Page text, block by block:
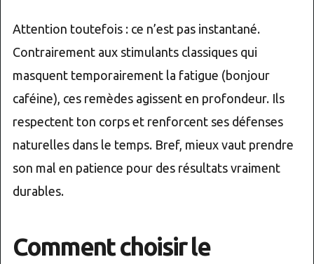
Attention toutefois : ce n’est pas instantané.
Contrairement aux stimulants classiques qui
masquent temporairement la fatigue (bonjour
caféine), ces remèdes agissent en profondeur. Ils
respectent ton corps et renforcent ses défenses
naturelles dans le temps. Bref, mieux vaut prendre
son mal en patience pour des résultats vraiment
durables.
Comment choisir le